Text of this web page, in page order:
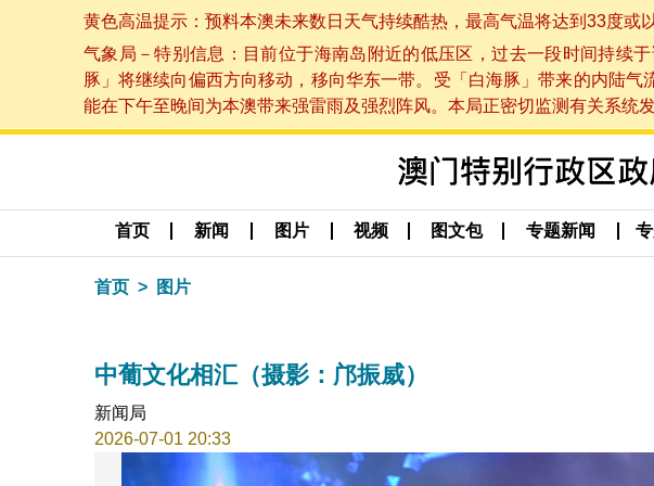
黄色高温提示：预料本澳未来数日天气持续酷热，最高气温将达到33度
气象局－特别信息：目前位于海南岛附近的低压区，过去一段时间持续
豚」将继续向偏西方向移动，移向华东一带。受「白海豚」带来的内陆
能在下午至晚间为本澳带来强雷雨及强烈阵风。本局正密切监测有关系
首页 新闻 图片 视频 图文包 专题新闻
首页 图片
中葡文化相汇（摄影：邝振威）
新闻局
2026-07-01 20:33